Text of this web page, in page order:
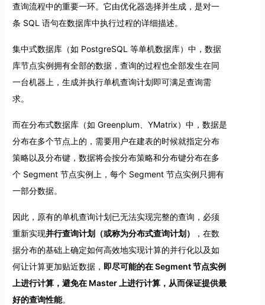
查询流程中的重要一环。它由优化器选择并生成，是对一
条 SQL 语句在数据库中执行过程的详细描述。
集中式数据库（如 PostgreSQL 等单机数据库）中，数据
库节点实例拥有全部的数据，查询的过程也全部发生在同
一台机器上，生成并执行单机查询计划即可满足查询需
求。
而在分布式数据库（如 Greenplum、YMatrix）中，数据是
分布在多个节点上的，需要用户在建表的时候就指定分布
策略以及分布键，数据将会按分布策略和分布键分布在多
个 Segment 节点实例上，每个 Segment 节点实例只拥有
一部分数据。
因此，原有的单机查询计划已无法实现完整的查询，必须
重新实现并行查询计划（或称为分布式查询计划）
，在数
据分布的基础上确定如何高效地实现计算的并行化以及如
何让计算更加贴近数据， 即尽可能的在 Segment 节点实例
上进行计算，避免在 Master 上进行计算，从而保证提供最
好的查询性能。